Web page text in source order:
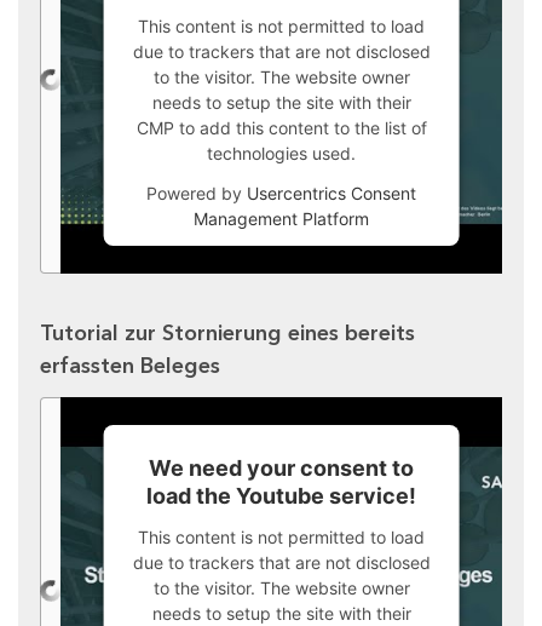
This content is not permitted to load
due to trackers that are not disclosed
to the visitor. The website owner
needs to setup the site with their
CMP to add this content to the list of
technologies used.
Powered by Usercentrics Consent
Management Platform
Tutorial zur Stornierung eines bereits
erfassten Beleges
We need your consent to
load the Youtube service!
This content is not permitted to load
due to trackers that are not disclosed
to the visitor. The website owner
needs to setup the site with their